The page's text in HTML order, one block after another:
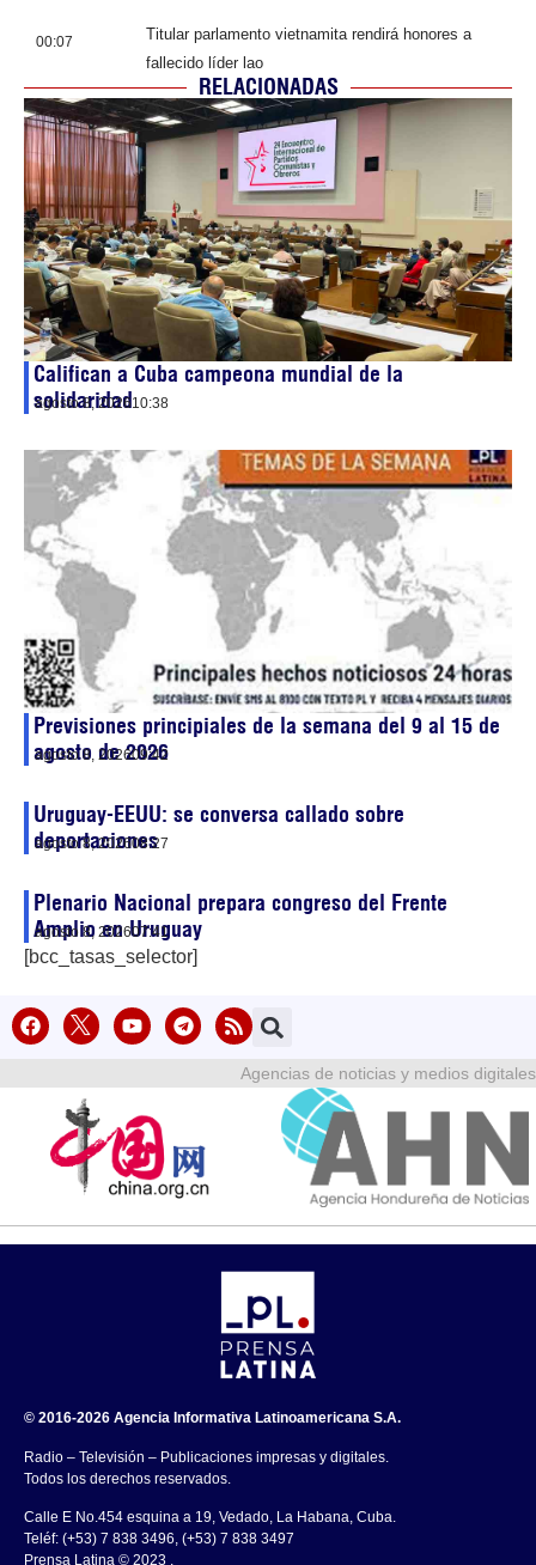
00:07
Titular parlamento vietnamita rendirá honores a
fallecido líder lao
RELACIONADAS
Califican a Cuba campeona mundial de la
solidaridad
agosto 8, 202610:38
Previsiones principiales de la semana del 9 al 15 de
agosto de 2026
agosto 8, 202609:42
Uruguay-EEUU: se conversa callado sobre
deportaciones
agosto 8, 202608:27
Plenario Nacional prepara congreso del Frente
Amplio en Uruguay
agosto 8, 202607:41
[bcc_tasas_selector]
Agencias de noticias y medios digitales
© 2016-2026 Agencia Informativa Latinoamericana S.A.
Radio – Televisión – Publicaciones impresas y digitales.
Todos los derechos reservados.
Calle E No.454 esquina a 19, Vedado, La Habana, Cuba.
Teléf: (+53) 7 838 3496, (+53) 7 838 3497
Prensa Latina © 2023 .